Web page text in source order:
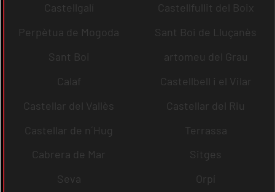
Castellgalí
Castellfullit del Boix
Perpètua de Mogoda
Sant Boi de Lluçanès
Sant Boi
artomeu del Grau
Calaf
Castellbell i el Vilar
Castellar del Vallès
Castellar del Riu
Castellar de n´Hug
Terrassa
Cabrera de Mar
Sitges
Seva
Orpí